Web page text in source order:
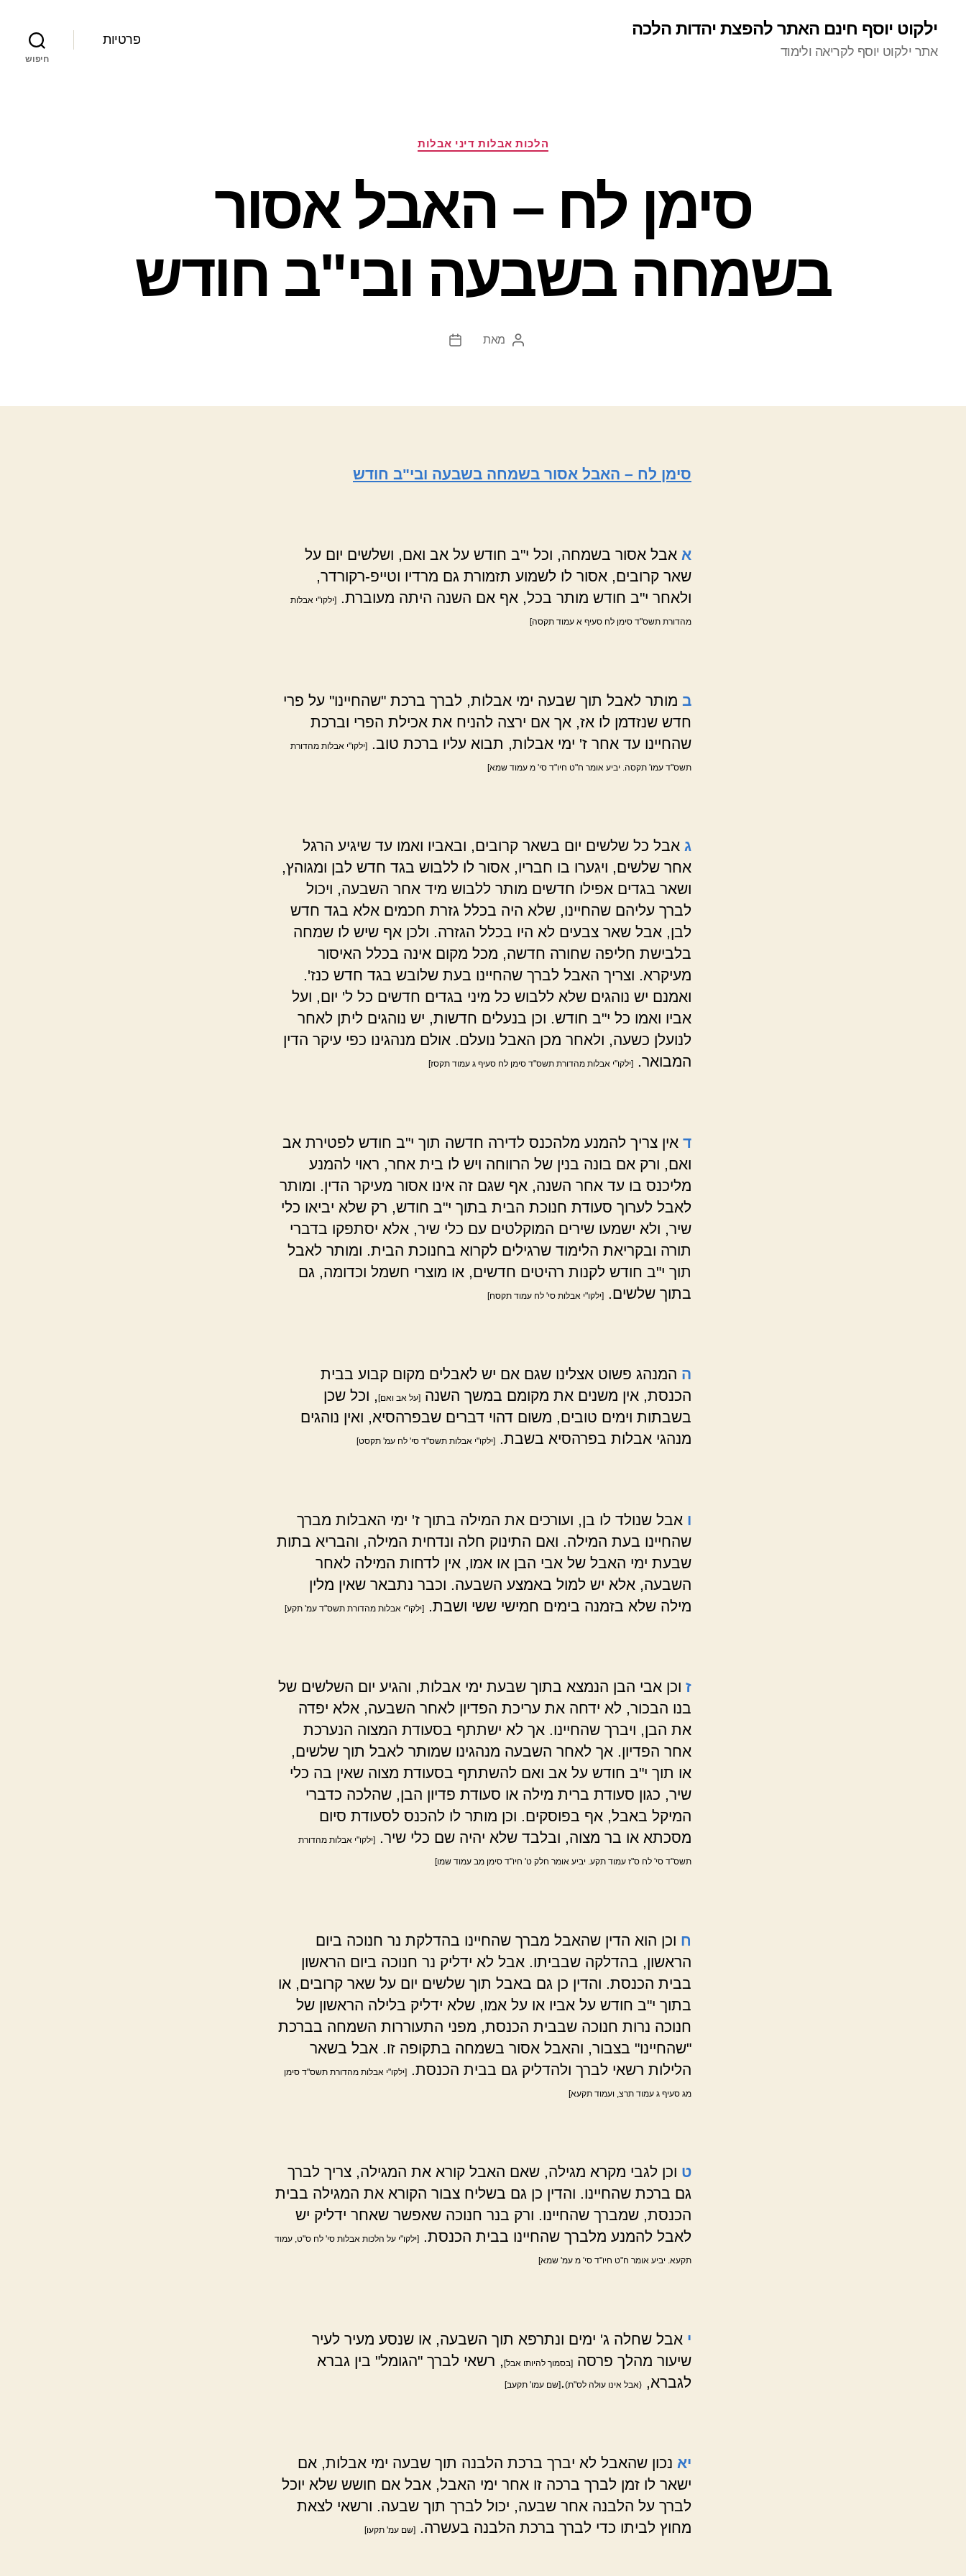
ילקוט יוסף חינם האתר להפצת יהדות הלכה
אתר ילקוט יוסף לקריאה ולימוד
פרטיות
חיפוש
קטגוריות
הלכות אבלות דיני אבלות
סימן לח – האבל אסור
בשמחה בשבעה ובי"ב חודש
המחבר
מאת
תאריך
סימן לח – האבל אסור בשמחה בשבעה ובי"ב חודש
א אבל אסור בשמחה, וכל י"ב חודש על אב ואם, ושלשים יום על
שאר קרובים, אסור לו לשמוע תזמורת גם מרדיו וטייפ-רקורדר,
ולאחר י"ב חודש מותר בכל, אף אם השנה היתה מעוברת.
[ילקו"י אבלות
מהדורת תשס"ד סימן לח סעיף א עמוד תקסה]
ב מותר לאבל תוך שבעה ימי אבלות, לברך ברכת "שהחיינו" על פרי
חדש שנזדמן לו אז, אך אם ירצה להניח את אכילת הפרי וברכת
שהחיינו עד אחר ז' ימי אבלות, תבוא עליו ברכת טוב.
[ילקו"י אבלות מהדורת
תשס"ד עמו' תקסה. יביע אומר ח"ט חיו"ד סי' מ עמוד שמא]
ג אבל כל שלשים יום בשאר קרובים, ובאביו ואמו עד שיגיע הרגל
אחר שלשים, ויגערו בו חבריו, אסור לו ללבוש בגד חדש לבן ומגוהץ,
ושאר בגדים אפילו חדשים מותר ללבוש מיד אחר השבעה, ויכול
לברך עליהם שהחיינו, שלא היה בכלל גזרת חכמים אלא בגד חדש
לבן, אבל שאר צבעים לא היו בכלל הגזרה. ולכן אף שיש לו שמחה
בלבישת חליפה שחורה חדשה, מכל מקום אינה בכלל האיסור
מעיקרא. וצריך האבל לברך שהחיינו בעת שלובש בגד חדש כנז'.
ואמנם יש נוהגים שלא ללבוש כל מיני בגדים חדשים כל ל' יום, ועל
אביו ואמו כל י"ב חודש. וכן בנעלים חדשות, יש נוהגים ליתן לאחר
לנועלן כשעה, ולאחר מכן האבל נועלם. אולם מנהגינו כפי עיקר הדין
המבואר.
[ילקו"י אבלות מהדורת תשס"ד סימן לח סעיף ג עמוד תקסז]
ד אין צריך להמנע מלהכנס לדירה חדשה תוך י"ב חודש לפטירת אב
ואם, ורק אם בונה בנין של הרווחה ויש לו בית אחר, ראוי להמנע
מליכנס בו עד אחר השנה, אף שגם זה אינו אסור מעיקר הדין. ומותר
לאבל לערוך סעודת חנוכת הבית בתוך י"ב חודש, רק שלא יביאו כלי
שיר, ולא ישמעו שירים המוקלטים עם כלי שיר, אלא יסתפקו בדברי
תורה ובקריאת הלימוד שרגילים לקרוא בחנוכת הבית. ומותר לאבל
תוך י"ב חודש לקנות רהיטים חדשים, או מוצרי חשמל וכדומה, גם
בתוך שלשים.
[ילקו"י אבלות סי' לח עמוד תקסח]
ה המנהג פשוט אצלינו שגם אם יש לאבלים מקום קבוע בבית
הכנסת, אין משנים את מקומם במשך השנה [על אב ואם] , וכל שכן
בשבתות וימים טובים, משום דהוי דברים שבפרהסיא, ואין נוהגים
מנהגי אבלות בפרהסיא בשבת.
[ילקו"י אבלות תשס"ד סי' לח עמ' תקסט]
ו אבל שנולד לו בן, ועורכים את המילה בתוך ז' ימי האבלות מברך
שהחיינו בעת המילה. ואם התינוק חלה ונדחית המילה, והבריא בתות
שבעת ימי האבל של אבי הבן או אמו, אין לדחות המילה לאחר
השבעה, אלא יש למול באמצע השבעה. וכבר נתבאר שאין מלין
מילה שלא בזמנה בימים חמישי ששי ושבת.
[ילקו"י אבלות מהדורת תשס"ד עמ' תקע]
ז וכן אבי הבן הנמצא בתוך שבעת ימי אבלות, והגיע יום השלשים של
בנו הבכור, לא ידחה את עריכת הפדיון לאחר השבעה, אלא יפדה
את הבן, ויברך שהחיינו. אך לא ישתתף בסעודת המצוה הנערכת
אחר הפדיון. אך לאחר השבעה מנהגינו שמותר לאבל תוך שלשים,
או תוך י"ב חודש על אב ואם להשתתף בסעודת מצוה שאין בה כלי
שיר, כגון סעודת ברית מילה או סעודת פדיון הבן, שהלכה כדברי
המיקל באבל, אף בפוסקים. וכן מותר לו להכנס לסעודת סיום
מסכתא או בר מצוה, ובלבד שלא יהיה שם כלי שיר.
[ילקו"י אבלות מהדורת
תשס"ד סי' לח ס"ז עמוד תקע. יביע אומר חלק ט' חיו"ד סימן מב עמוד שמו]
ח וכן הוא הדין שהאבל מברך שהחיינו בהדלקת נר חנוכה ביום
הראשון, בהדלקה שבביתו. אבל לא ידליק נר חנוכה ביום הראשון
בבית הכנסת. והדין כן גם באבל תוך שלשים יום על שאר קרובים, או
בתוך י"ב חודש על אביו או על אמו, שלא ידליק בלילה הראשון של
חנוכה נרות חנוכה שבבית הכנסת, מפני התעוררות השמחה בברכת
"שהחיינו" בצבור, והאבל אסור בשמחה בתקופה זו. אבל בשאר
הלילות רשאי לברך ולהדליק גם בבית הכנסת.
[ילקו"י אבלות מהדורת תשס"ד סימן
מג סעיף ג עמוד תרצ, ועמוד תקעא]
ט וכן לגבי מקרא מגילה, שאם האבל קורא את המגילה, צריך לברך
גם ברכת שהחיינו. והדין כן גם בשליח צבור הקורא את המגילה בבית
הכנסת, שמברך שהחיינו. ורק בנר חנוכה שאפשר שאחר ידליק יש
לאבל להמנע מלברך שהחיינו בבית הכנסת.
[ילקו"י על הלכות אבלות סי' לח ס"ט, עמוד
תקעא. יביע אומר ח"ט חיו"ד סי' מ עמ' שמא]
י אבל שחלה ג' ימים ונתרפא תוך השבעה, או שנסע מעיר לעיר
שיעור מהלך פרסה [בסמוך להיותו אבל]
, רשאי לברך "הגומל" בין גברא
לגברא,
(אבל אינו עולה לס"ת) [שם עמו' תקעב]
יא נכון שהאבל לא יברך ברכת הלבנה תוך שבעה ימי אבלות, אם
ישאר לו זמן לברך ברכה זו אחר ימי האבל, אבל אם חושש שלא יוכל
לברך על הלבנה אחר שבעה, יכול לברך תוך שבעה. ורשאי לצאת
מחוץ לביתו כדי לברך ברכת הלבנה בעשרה.
[שם עמ' תקעו]